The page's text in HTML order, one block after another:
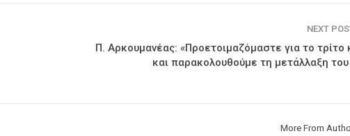
NEXT
Π. Αρκουμανέας: «Προετοιμαζόμαστε για το τρίτο
και παρακολουθούμε τη μετάλλαξη του
More From